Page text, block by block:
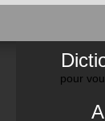
pour